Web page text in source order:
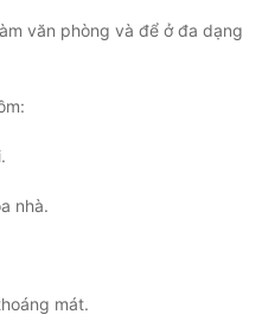
văn phòng và để ở đa dạng
nhà.
mát.